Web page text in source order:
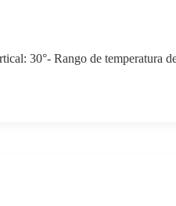
30°- Rango de temperatura